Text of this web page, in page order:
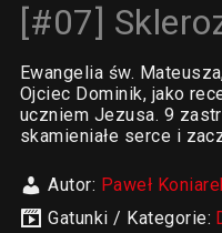
[#07]
Ewangelia św.
Ojciec Dominik, jako
uczniem Jezusa. 9
skamieniałe serce i
Autor: Paweł
Gatunki / Kategorie: